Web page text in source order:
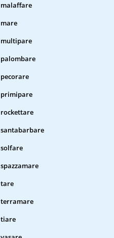
malaffare
mare
multipare
palombare
pecorare
primipare
rockettare
santabarbare
solfare
spazzamare
tare
terramare
tiare